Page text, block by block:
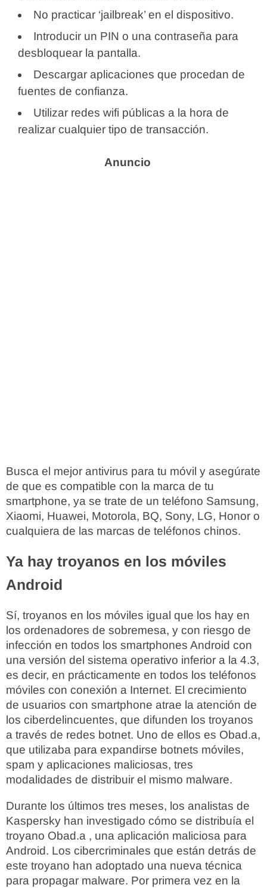
No practicar ‘jailbreak’ en el dispositivo.
Introducir un PIN o una contraseña para
desbloquear la pantalla.
Descargar aplicaciones que procedan de
fuentes de confianza.
Utilizar redes wifi públicas a la hora de
realizar cualquier tipo de transacción.
Busca el mejor antivirus para tu móvil y asegúrate
de que es compatible con la marca de tu
smartphone, ya se trate de un teléfono Samsung,
Xiaomi, Huawei, Motorola, BQ, Sony, LG, Honor o
cualquiera de las marcas de teléfonos chinos.
Ya hay troyanos en los móviles
Android
Sí, troyanos en los móviles igual que los hay en
los ordenadores de sobremesa, y con riesgo de
infección en todos los smartphones Android con
una versión del sistema operativo inferior a la 4.3,
es decir, en prácticamente en todos los teléfonos
móviles con conexión a Internet. El crecimiento
de usuarios con smartphone atrae la atención de
los ciberdelincuentes, que difunden los troyanos
a través de redes botnet. Uno de ellos es Obad.a,
que utilizaba para expandirse botnets móviles,
spam y aplicaciones maliciosas, tres
modalidades de distribuir el mismo malware.
Durante los últimos tres meses, los analistas de
Kaspersky han investigado cómo se distribuía el
troyano Obad.a , una aplicación maliciosa para
Android. Los cibercriminales que están detrás de
este troyano han adoptado una nueva técnica
para propagar malware. Por primera vez en la